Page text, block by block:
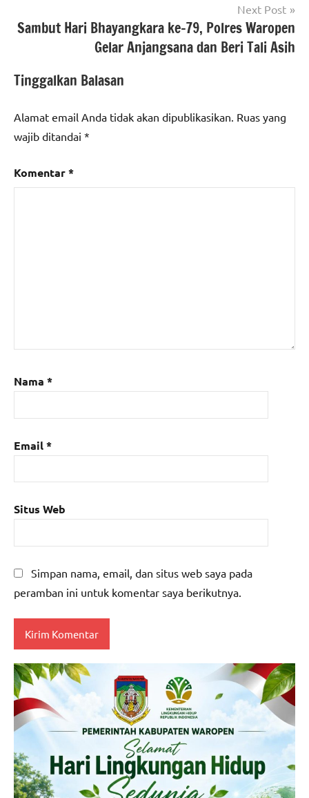
Next Post
Sambut Hari Bhayangkara ke-79, Polres Waropen
Gelar Anjangsana dan Beri Tali Asih
Tinggalkan Balasan
Alamat email Anda tidak akan dipublikasikan. Ruas yang
wajib ditandai *
Komentar*
Nama *
Email*
Situs Web
Simpan nama, email, dan situs web saya pada
peramban ini untuk komentar saya berikutnya.